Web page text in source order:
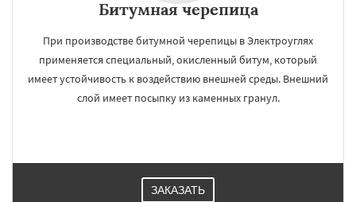
Битумная черепица
При производстве битумной черепицы в Электроуглях
применяется специальный, окисленный битум, который
имеет устойчивость к воздействию внешней среды. Внешний
слой имеет посыпку из каменных гранул.
ЗАКАЗАТЬ